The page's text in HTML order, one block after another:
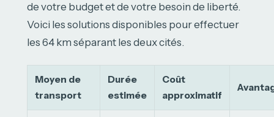
de votre budget et de votre besoin de liberté.
Voici les solutions disponibles pour effectuer
les 64 km séparant les deux cités.
Moyen de
transport
Durée
estimée
Coût
approximatif